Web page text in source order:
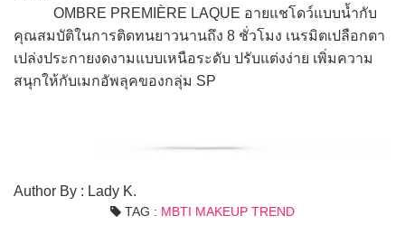
OMBRE PREMIÈRE LAQUE อายแชโดว์แบบน้ำกับ
คุณสมบัติในการติดทนยาวนานถึง 8 ชั่วโมง เนรมิตเปลือกตา
เปล่งประกายงดงามแบบเหนือระดับ ปรับแต่งง่าย เพิ่มความ
สนุกให้กับเมกอัพลุคของกลุ่ม SP
Author By : Lady K.
TAG : MBTI MAKEUP TREND